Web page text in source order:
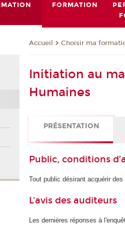
FORMATION
Accueil Choisir ma
Initiation au
Humaines
PRÉSENTATION
Public, conditions
Tout public désirant acquérir
L'avis des auditeurs
Les dernières réponses à